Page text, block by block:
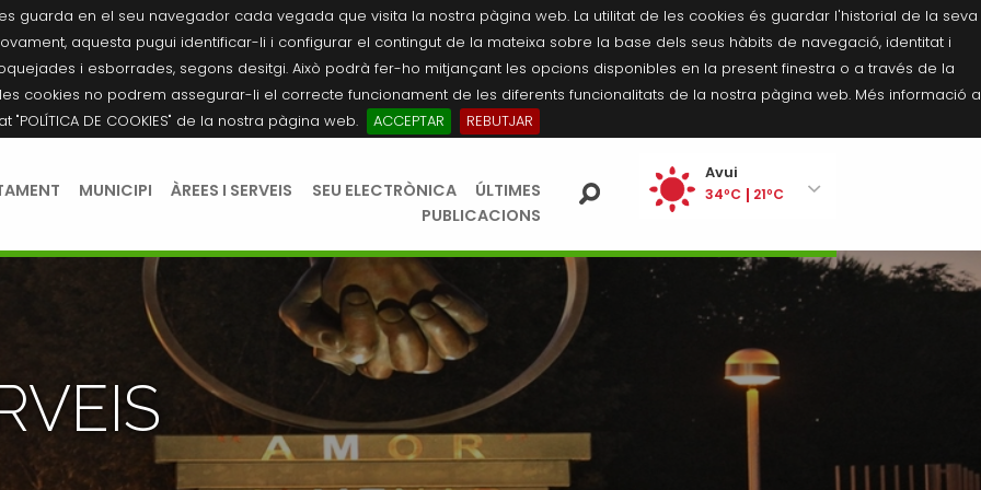
guarda en el seu navegador cada vegada que visita la nostra pàgina web. La utilitat de les cookies és guardar l'historial de la seva
aquesta pugui identificar-li i configurar el contingut de la mateixa sobre la base dels seus hàbits de navegació, identitat i
i esborrades, segons desitgi. Això podrà fer-ho mitjançant les opcions disponibles en la present finestra o a través de la
cookies no podrem assegurar-li el correcte funcionament de les diferents funcionalitats de la nostra pàgina web. Més informació a
"POLÍTICA DE COOKIES" de la nostra pàgina web.
ACCEPTAR
REBUTJAR
MUNICIPI ÀREES I SERVEIS SEU ELECTRÒNICA
ÚLTIMES
PUBLICACIONS
Avui
34ºC 21ºC
33ºC 20ºC
Divendres
34ºC
Dissabte
20ºC